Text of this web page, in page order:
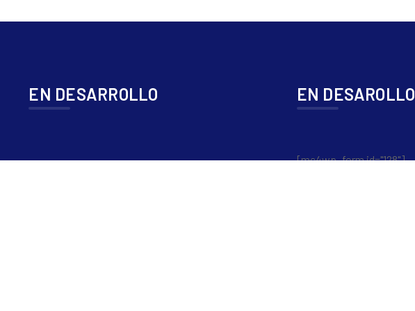
EN DESARROLLO EN DESAROLLO
[mc4wp_form id="128"]